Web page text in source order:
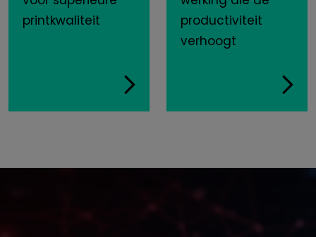
printkwaliteit
productiviteit
verhoogt